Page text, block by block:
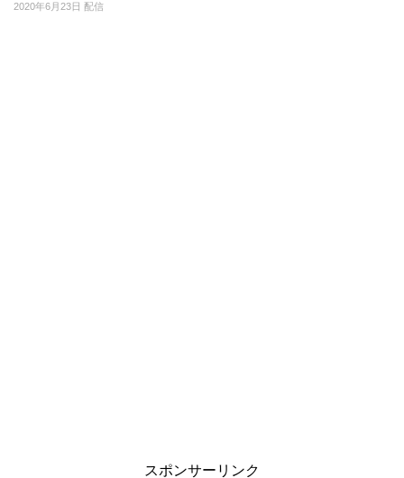
2020年6月23日 配信
スポンサーリンク